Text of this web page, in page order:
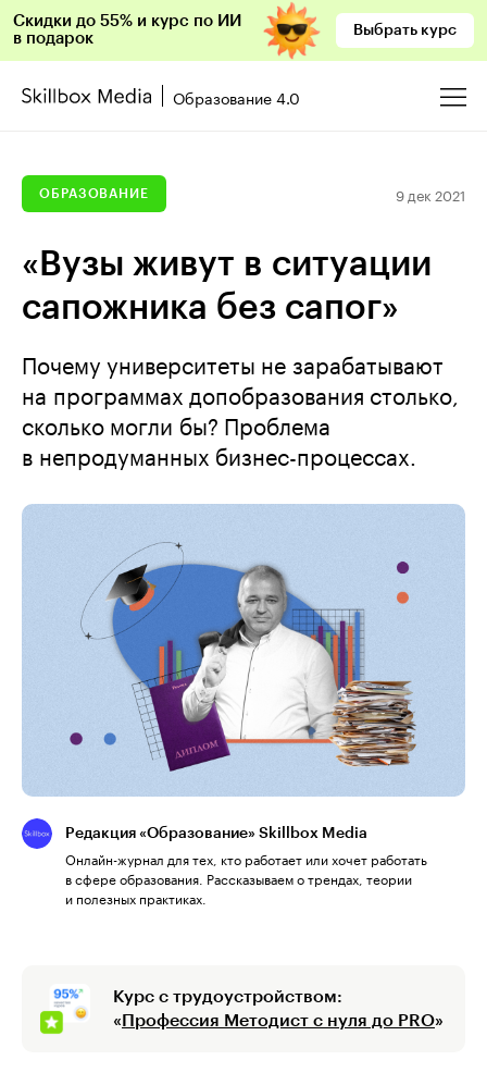
Скидки до 55% и курс по ИИ
в подарок
Выбрать курс
Образование 4.0
ОБРАЗОВАНИЕ 9 дек 2021
«Вузы живут в ситуации
сапожника без сапог»
Почему университеты не зарабатывают
на программах допобразования столько,
сколько могли бы? Проблема
в непродуманных бизнес-процессах.
Редакция «Образование» Skillbox Media
Онлайн-журнал для тех, кто работает или хочет работать
в сфере образования. Рассказываем о трендах, теории
и полезных практиках.
Курс с трудоустройством:
« Профессия Методист с нуля до PRO»